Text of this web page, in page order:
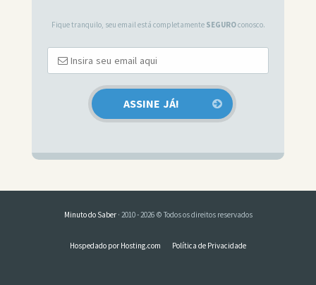
Fique tranquilo, seu email está completamente SEGUROconosco.
Minuto do Saber· 2010 - 2026 © Todos os direitos reservados
Hospedado por Hosting.com Política de Privacidade